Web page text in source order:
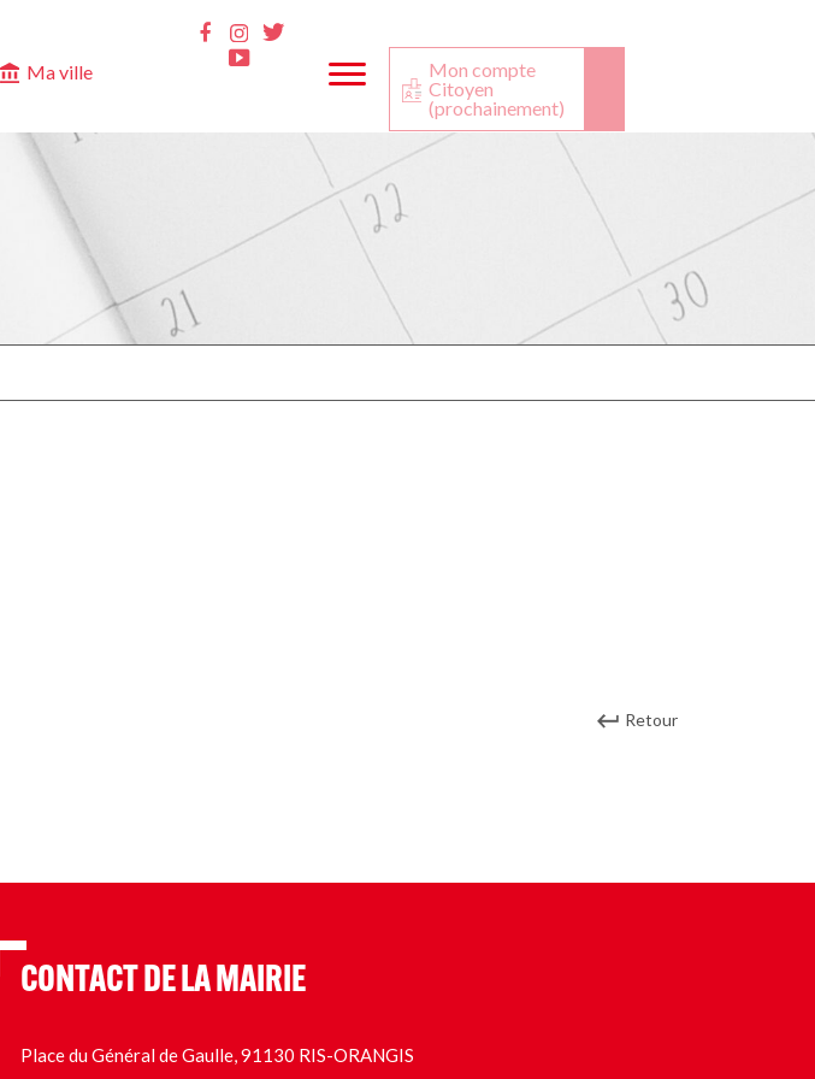
Ma ville
Facebook
InstaTwitter
Youtube
Mon compte
Citoyen
(prochainement)
Retour
CONTACT DE LA MAIRIE
Place du Général de Gaulle, 91130 RIS-ORANGIS